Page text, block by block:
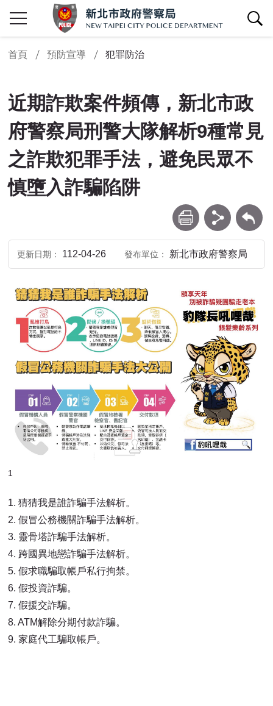
查詢區開關
首頁 預防宣導 犯罪防治
近期詐欺案件頻傳，新北市政
府警察局刑警大隊解析9種常見
之詐欺犯罪手法，避免民眾不
慎墮入詐騙陷阱
列印 分享 回上一頁
更新日期 112-04-26 發布單位 新北市政府警察局
1
1. 猜猜我是誰詐騙手法解析。
2. 假冒公務機關詐騙手法解析。
3. 靈骨塔詐騙手法解析。
4. 跨國異地戀詐騙手法解析。
5. 假求職騙取帳戶私行拘禁。
6. 假投資詐騙。
7. 假援交詐騙。
8. ATM解除分期付款詐騙。
9. 家庭代工騙取帳戶。